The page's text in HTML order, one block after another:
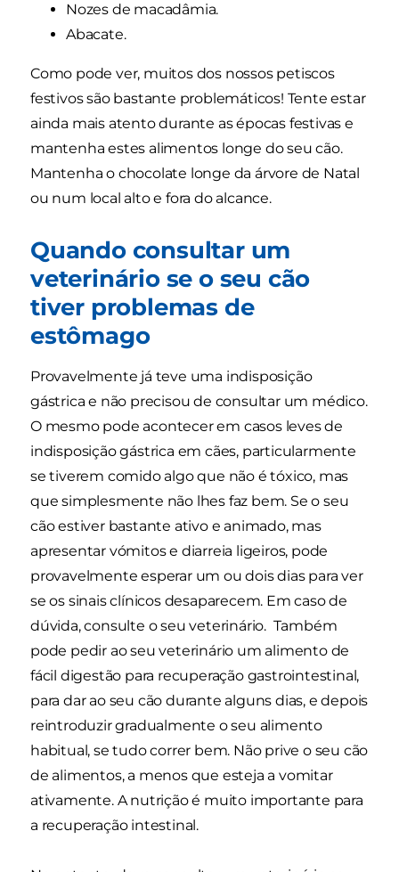
Nozes de macadâmia.
Abacate.
Como pode ver, muitos dos nossos petiscos
festivos são bastante problemáticos! Tente estar
ainda mais atento durante as épocas festivas e
mantenha estes alimentos longe do seu cão.
Mantenha o chocolate longe da árvore de Natal
ou num local alto e fora do alcance.
Quando consultar um
veterinário se o seu cão
tiver problemas de
estômago
Provavelmente já teve uma indisposição
gástrica e não precisou de consultar um médico.
O mesmo pode acontecer em casos leves de
indisposição gástrica em cães, particularmente
se tiverem comido algo que não é tóxico, mas
que simplesmente não lhes faz bem. Se o seu
cão estiver bastante ativo e animado, mas
apresentar vómitos e diarreia ligeiros, pode
provavelmente esperar um ou dois dias para ver
se os sinais clínicos desaparecem. Em caso de
dúvida, consulte o seu veterinário. Também
pode pedir ao seu veterinário um alimento de
fácil digestão para recuperação gastrointestinal,
para dar ao seu cão durante alguns dias, e depois
reintroduzir gradualmente o seu alimento
habitual, se tudo correr bem. Não prive o seu cão
de alimentos, a menos que esteja a vomitar
ativamente. A nutrição é muito importante para
a recuperação intestinal.